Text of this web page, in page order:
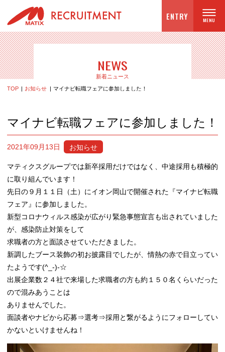
ENTRY
NEWS
新着ニュース
TOP
お知らせ マイナビ転職フェアに参加しました！
マイナビ転職フェアに参加しました！
2021年09月13日 お知らせ
マティクスグループでは新卒採用だけではなく、中途採用も積極的
に取り組んでいます！
先日の９月１１日（土）にイオン岡山で開催された『マイナビ転職
フェア』に参加しました。
新型コロナウィルス感染が広がり緊急事態宣言も出されていました
が、感染防止対策をして
求職者の方と面談させていただきました。
新調したブース装飾の初お披露目でしたが、情熱の赤で目立ってい
たようです(^_-)-☆
出展企業数２４社で来場した求職者の方も約１５０名くらいだった
ので混みあうことは
ありませんでした。
面談者やナビから応募⇒選考⇒採用と繋がるようにフォローしてい
かないといけませんね！